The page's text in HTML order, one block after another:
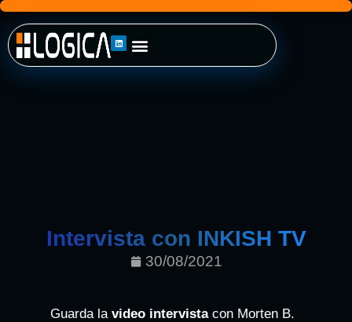
Intervista con INKISH TV
30/08/2021
Guarda la video intervistacon Morten B.